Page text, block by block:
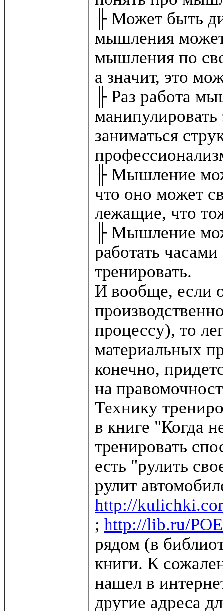
╟ Может быть
мышления может
мышления по
а значит, это
╟ Раз работа
заниматься
╟ Мышление
что оно может
лежащие, что
╟ Мышление
работать
тренировать.
И вообще, если
процессу), то
материальных
конечно,
на
Технику
в книге "Когда
тренировать
есть "рулить
рулит
http://
; http://lib.ru/
рядом (в
книги. К
нашел в
другие адреса